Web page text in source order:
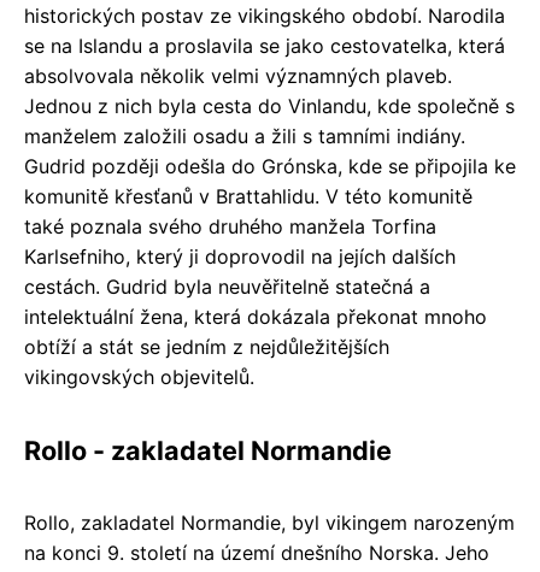
historických postav ze vikingského období. Narodila
se na Islandu a proslavila se jako cestovatelka, která
absolvovala několik velmi významných plaveb.
Jednou z nich byla cesta do Vinlandu, kde společně s
manželem založili osadu a žili s tamními indiány.
Gudrid později odešla do Grónska, kde se připojila ke
komunitě křesťanů v Brattahlidu. V této komunitě
také poznala svého druhého manžela Torfina
Karlsefniho, který ji doprovodil na jejích dalších
cestách. Gudrid byla neuvěřitelně statečná a
intelektuální žena, která dokázala překonat mnoho
obtíží a stát se jedním z nejdůležitějších
vikingovských objevitelů.
Rollo - zakladatel Normandie
Rollo, zakladatel Normandie, byl vikingem narozeným
na konci 9. století na území dnešního Norska. Jeho